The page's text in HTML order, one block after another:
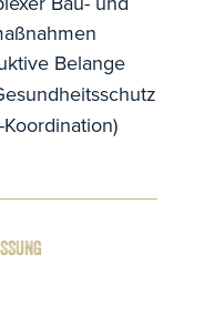
Belange
Koordination)